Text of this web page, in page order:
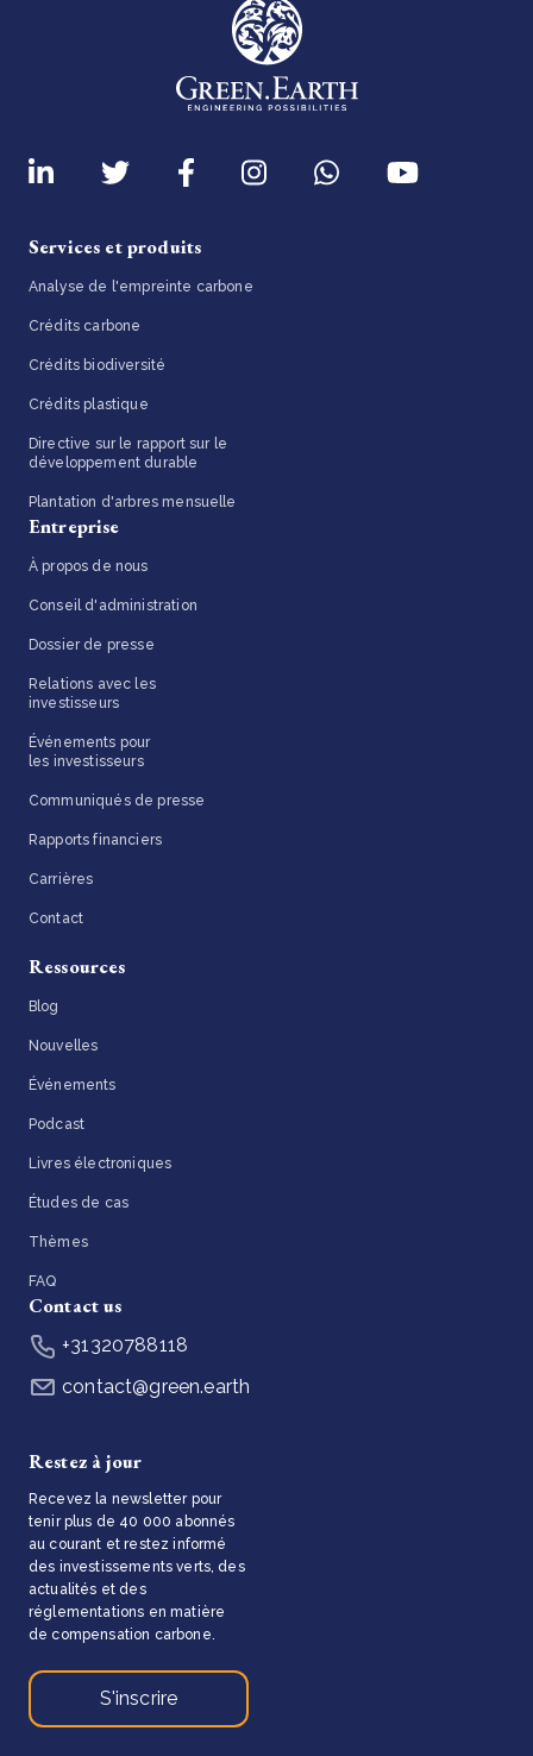
Services et produits
Analyse de l'empreinte carbone
Crédits carbone
Crédits biodiversité
Crédits plastique
Directive sur le rapport sur le
développement durable
Plantation d'arbres mensuelle
Entreprise
À propos de nous
Conseil d'administration
Dossier de presse
Relations avec les
investisseurs
Événements pour
les investisseurs
Communiqués de presse
Rapports financiers
Carrières
Contact
Ressources
Blog
Nouvelles
Événements
Podcast
Livres électroniques
Études de cas
Thèmes
FAQ
Contact us
+31320788118
contact@green.earth
Restez à jour
Recevez la newsletter pour
tenir plus de 40 000 abonnés
au courant et restez informé
des investissements verts, des
actualités et des
réglementations en matière
de compensation carbone.
S'inscrire